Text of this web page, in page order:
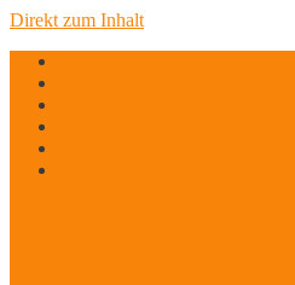
Direkt zum Inhalt